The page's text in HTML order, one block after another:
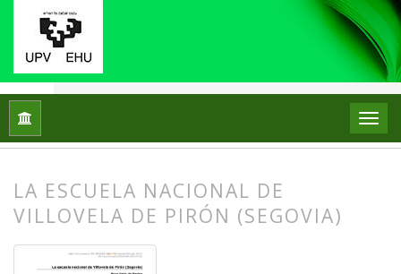
Inicio
LA ESCUELA NACIONAL DE
VILLOVELA DE PIRÓN (SEGOVIA)